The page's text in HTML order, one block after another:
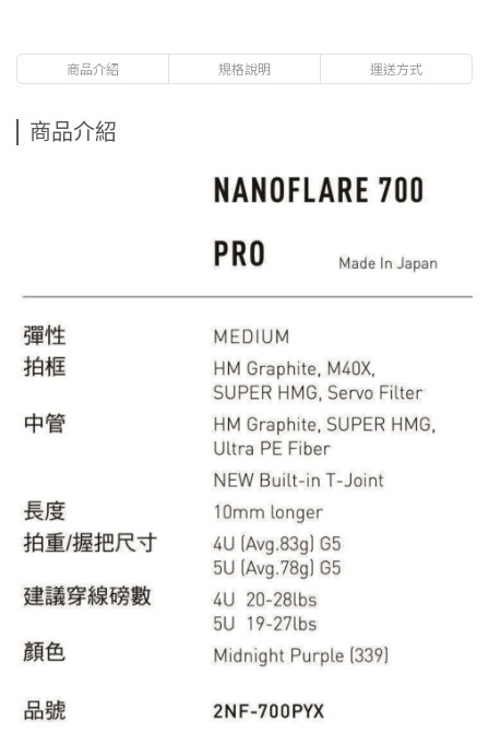
商品介紹 規格說明 運送方式
商品介紹